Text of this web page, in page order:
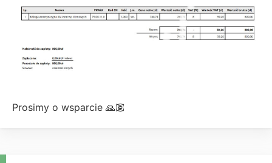
Prosimy o wsparcie 🙏🏽